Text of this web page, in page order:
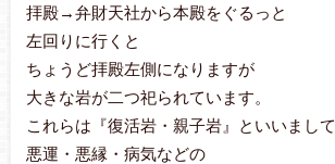
拝殿→弁財天社から本殿をぐるっと
左回りに行くと
ちょうど拝殿左側になりますが
大きな岩が二つ祀られています。
これらは『復活岩・親子岩』といいまして
悪運・悪縁・病気などの